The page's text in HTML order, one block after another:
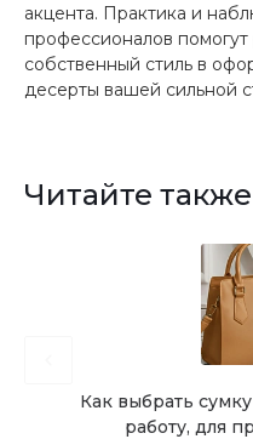
акцента. Практика и
профессионалов помогут
собственный стиль в
десерты вашей сильной
Читайте также
Как выбрать
работу, для